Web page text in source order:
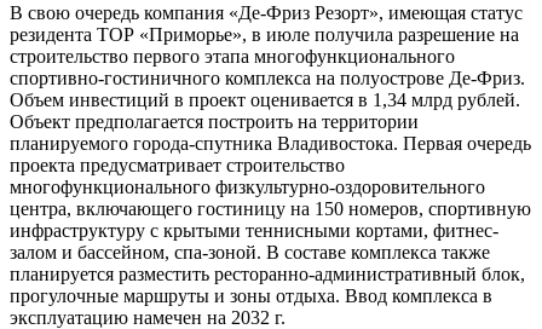
В свою очередь компания «Де-Фриз Резорт», имеющая статус
резидента ТОР «Приморье», в июле получила разрешение на
строительство первого этапа многофункционального
спортивно-гостиничного комплекса на полуострове Де-Фриз.
Объем инвестиций в проект оценивается в 1,34 млрд рублей.
Объект предполагается построить на территории
планируемого города-спутника Владивостока. Первая очередь
проекта предусматривает строительство
многофункционального физкультурно-оздоровительного
центра, включающего гостиницу на 150 номеров, спортивную
инфраструктуру с крытыми теннисными кортами, фитнес-
залом и бассейном, спа-зоной. В составе комплекса также
планируется разместить ресторанно-административный блок,
прогулочные маршруты и зоны отдыха. Ввод комплекса в
эксплуатацию намечен на 2032 г.